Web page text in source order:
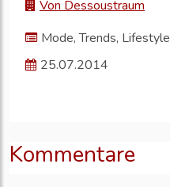
Von Dessoustraum
Mode, Trends, Lifestyle
25.07.2014
Kommentare